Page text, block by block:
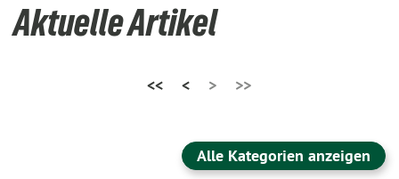
Aktuelle Artikel
<< < > >>
Alle Kategorien anzeigen